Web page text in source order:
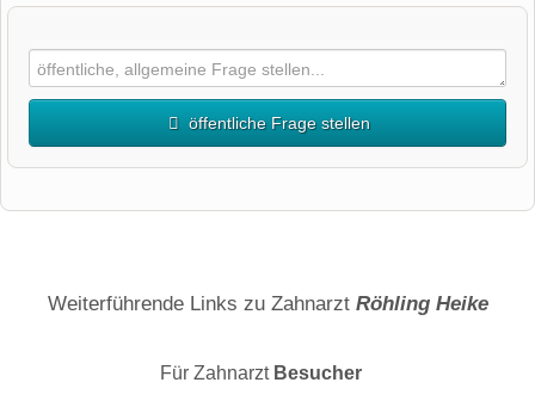
öffentliche Frage stellen
E-Mail-Adresse (wird nicht veröffentlicht)
Weiterführende Links zu Zahnarzt Röhling Heike
Für Zahnarzt Besucher